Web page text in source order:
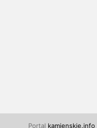
Portal kamienskie.info